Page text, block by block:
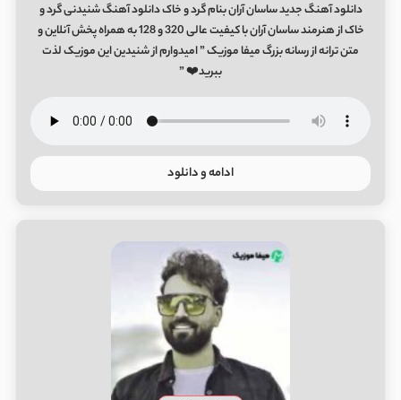
دانلود آهنگ جدید ساسان آران بنام گرد و خاک دانلود آهنگ شنیدنی گرد و
خاک از هنرمند ساسان آران با کیفیت عالی 320 و 128 به همراه پخش آنلاین و
متن ترانه از رسانه بزرگ میفا موزیک ” امیدوارم از شنیدین این موزیک لذت
ببرید❤️ ”
ادامه و دانلود